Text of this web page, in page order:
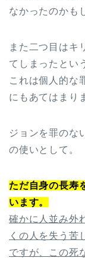
なかったのかも
また二つ目はキ
てしまったとい
これは個人的な
にもあてはまり
ジョンを罪のな
の使いとして。
ただ自身の長寿
います。
確かに人並み外
くの人を失う苦
ですが、この死